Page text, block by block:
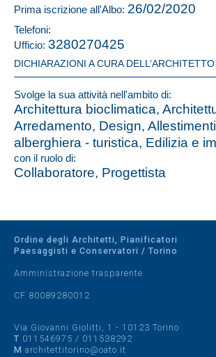
Prima iscrizione all'Albo: 26/02/2020
Telefoni:
Ufficio: 3280270425
DICHIARAZIONI A CURA DELL’ARCHITETTO
Svolge la sua attività nell'ambito di:
Architettura bioclimatica,
Arredamento, Design,
alberghiera - turistica, Edilizia e
con il ruolo di:
Collaboratore, Progettista
Ordine degli Architetti, Pianificatori
Paesaggisti e Conservatori / Torino
Amministrazione trasparente
CF 80089280012
Via Giovanni Giolitti, 1 - 10123 Torino
T 011546975 / 011538292
M architettitorino@oato.it